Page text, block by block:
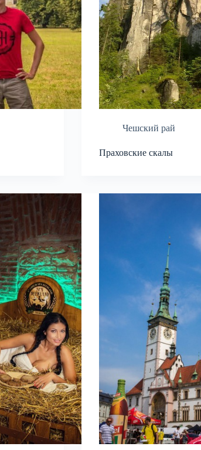
Чешский рай
Праховские скалы